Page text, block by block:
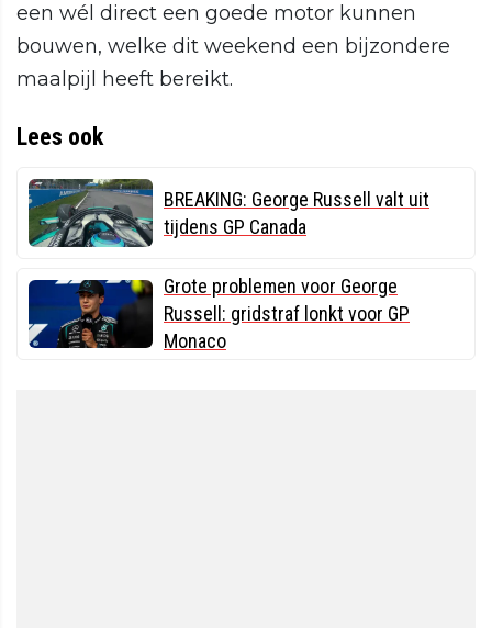
een wél direct een goede motor kunnen
bouwen, welke dit weekend een bijzondere
maalpijl heeft bereikt.
Lees ook
BREAKING: George Russell valt uit
tijdens GP Canada
Grote problemen voor George
Russell: gridstraf lonkt voor GP
Monaco